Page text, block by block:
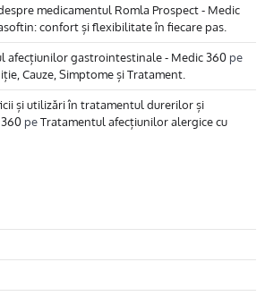
medicamentul Romla Prospect - Medic
confort și flexibilitate în fiecare pas.
afecțiunilor gastrointestinale - Medic 360 pe
Cauze, Simptome și Tratament.
și utilizări în tratamentul durerilor și
peTratamentul afecțiunilor alergice cu